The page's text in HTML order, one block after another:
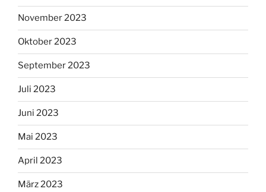
November 2023
Oktober 2023
September 2023
Juli 2023
Juni 2023
Mai 2023
April 2023
März 2023